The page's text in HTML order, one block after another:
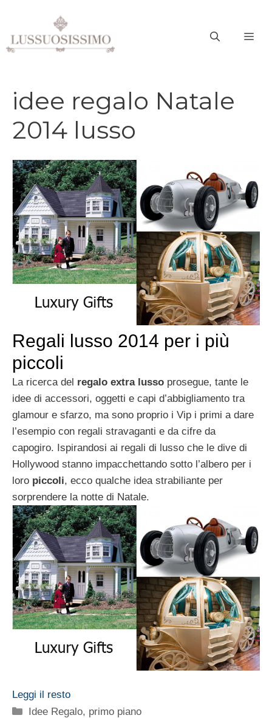
contenuto
idee regalo Natale
2014 lusso
Regali lusso 2014 per i più
piccoli
La ricerca del regalo extra lusso prosegue, tante le
idee di accessori, oggetti e capi d’abbigliamento tra
glamour e sfarzo, ma sono proprio i Vip i primi a dare
l’esempio con regali stravaganti e da cifre da
capogiro. Ispirandosi ai regali di lusso che le dive di
Hollywood stanno impacchettando sotto l’albero per i
loro piccoli, ecco qualche idea strabiliante per
sorprendere la notte di Natale.
Leggi il resto
Categorie
Idee Regalo, primo piano